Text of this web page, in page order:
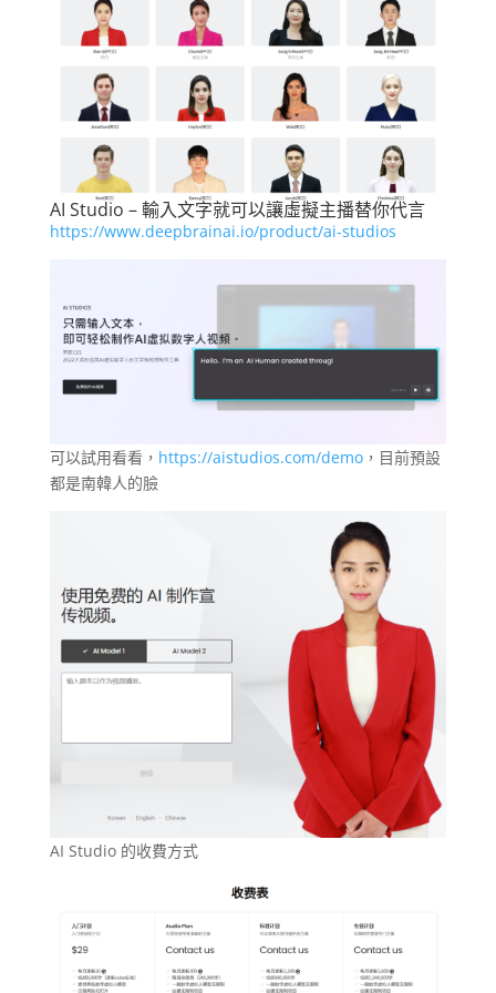
AI Studio – 輸入文字就可以讓虛擬主播替你代言
https://www.deepbrainai.io/product/ai-studios
可以試用看看， https://aistudios.com/demo，目前預設
都是南韓人的臉
AI Studio 的收費方式